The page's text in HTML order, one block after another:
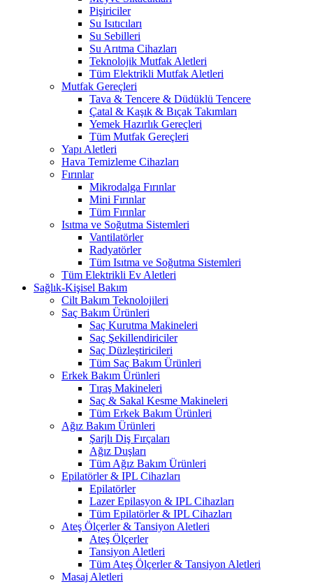
Pişiriciler
Su Isıtıcıları
Su Sebilleri
Su Arıtma Cihazları
Teknolojik Mutfak Aletleri
Tüm Elektrikli Mutfak Aletleri
Mutfak Gereçleri
Tava & Tencere & Düdüklü Tencere
Çatal & Kaşık & Bıçak Takımları
Yemek Hazırlık Gereçleri
Tüm Mutfak Gereçleri
Yapı Aletleri
Hava Temizleme Cihazları
Fırınlar
Mikrodalga Fırınlar
Mini Fırınlar
Tüm Fırınlar
Isıtma ve Soğutma Sistemleri
Vantilatörler
Radyatörler
Tüm Isıtma ve Soğutma Sistemleri
Tüm Elektrikli Ev Aletleri
Sağlık-Kişisel Bakım
Cilt Bakım Teknolojileri
Saç Bakım Ürünleri
Saç Kurutma Makineleri
Saç Şekillendiriciler
Saç Düzleştiricileri
Tüm Saç Bakım Ürünleri
Erkek Bakım Ürünleri
Tıraş Makineleri
Saç & Sakal Kesme Makineleri
Tüm Erkek Bakım Ürünleri
Ağız Bakım Ürünleri
Şarjlı Diş Fırçaları
Ağız Duşları
Tüm Ağız Bakım Ürünleri
Epilatörler & IPL Cihazları
Epilatörler
Lazer Epilasyon & IPL Cihazları
Tüm Epilatörler & IPL Cihazları
Ateş Ölçerler & Tansiyon Aletleri
Ateş Ölçerler
Tansiyon Aletleri
Tüm Ateş Ölçerler & Tansiyon Aletleri
Masaj Aletleri